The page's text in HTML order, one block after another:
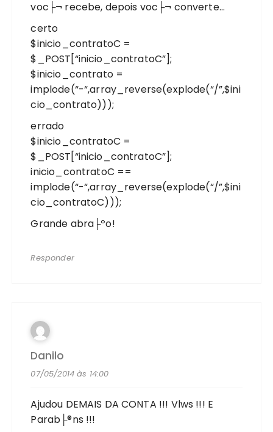
voc├¬ recebe, depois voc├¬ converte…
certo
$inicio_contratoC =
$_POST[“inicio_contratoC”];
$inicio_contrato =
implode(“-“,array_reverse(explode(“/”,$ini
cio_contrato)));
errado
$inicio_contratoC =
$_POST[“inicio_contratoC”];
inicio_contratoC ==
implode(“-“,array_reverse(explode(“/”,$ini
cio_contratoC)));
Grande abra├ºo!
Responder
Danilo
07/05/2014 às 14:00
Ajudou DEMAIS DA CONTA !!! Vlws !!! E
Parab├®ns !!!